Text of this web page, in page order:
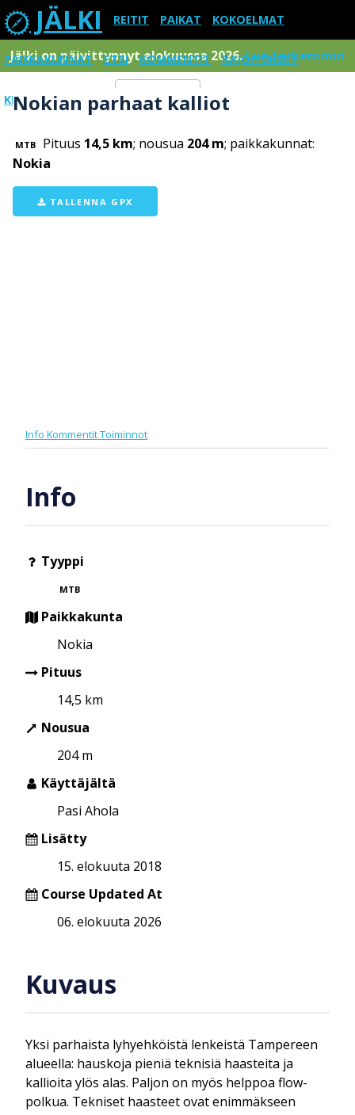
JÄLKI REITIT PAIKAT KOKOELMAT
PAIKKAKUNNAT ETSI KOMMENTIT RAJOITUKSET
KIRJAUDU SISÄÄN Menu
Jälki on päivittynnyt elokuussa 2026.Lue tarkemmin
Nokian parhaat kalliot
MTB Pituus 14,5 km; nousua 204 m; paikkakunnat:
Nokia
TALLENNA GPX
Info KommentitToiminnot
Info
Tyyppi
MTB
Paikkakunta
Nokia
Pituus
14,5 km
Nousua
204 m
Käyttäjältä
Pasi Ahola
Lisätty
15. elokuuta 2018
Course Updated At
06. elokuuta 2026
Kuvaus
Yksi parhaista lyhyehköistä lenkeistä Tampereen
alueella: hauskoja pieniä teknisiä haasteita ja
kallioita ylös alas. Paljon on myös helppoa flow-
polkua. Tekniset haasteet ovat enimmäkseen